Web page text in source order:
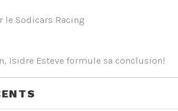
le Sodicars Racing
Isidre Esteve formule sa conclusion!